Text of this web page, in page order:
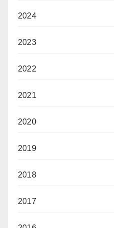
2024
2023
2022
2021
2020
2019
2018
2017